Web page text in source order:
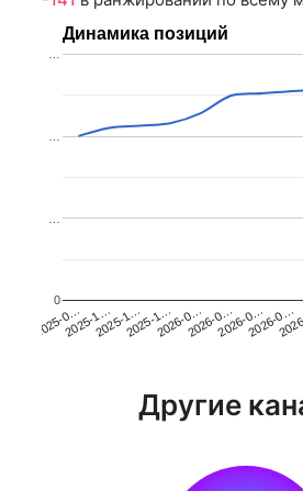
Динамика позиций
2025-0…2025-1…2025-1…2025-1…2026-0…2026-0…2026-0…2026-0…
0
…
…
Другие